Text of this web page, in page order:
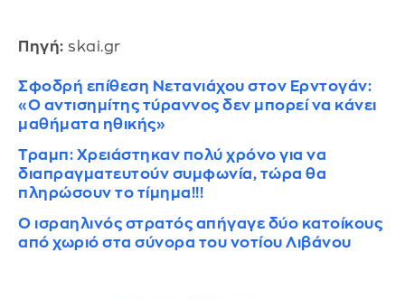
Πηγή: skai.gr
Σφοδρή επίθεση Νετανιάχου στον Ερντογάν:
«Ο αντισημίτης τύραννος δεν μπορεί να κάνει
μαθήματα ηθικής»
Τραμπ: Χρειάστηκαν πολύ χρόνο για να
διαπραγματευτούν συμφωνία, τώρα θα
πληρώσουν το τίμημα!!!
Ο ισραηλινός στρατός απήγαγε δύο κατοίκους
από χωριό στα σύνορα του νοτίου Λιβάνου